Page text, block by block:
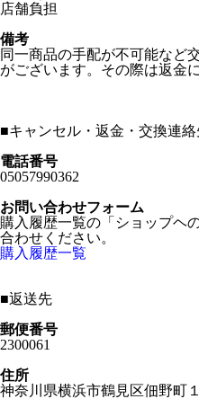
店舗負担
備考
同一商品の手配が不可能など
がございます。その際は返金
■キャンセル・返金・交換連絡
電話番号
05057990362
お問い合わせフォーム
購入履歴一覧の「ショップヘ
合わせください。
購入履歴一覧
■返送先
郵便番号
2300061
住所
神奈川県横浜市鶴見区佃野町